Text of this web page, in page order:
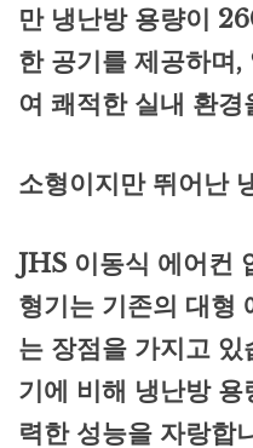
만 냉난방 용량이
한 공기를 제공하며
여 쾌적한 실내 환경
소형이지만 뛰어난
JHS 이동식 에어컨
형기는 기존의 대형
는 장점을 가지고
기에 비해 냉난방
력한 성능을 자랑합